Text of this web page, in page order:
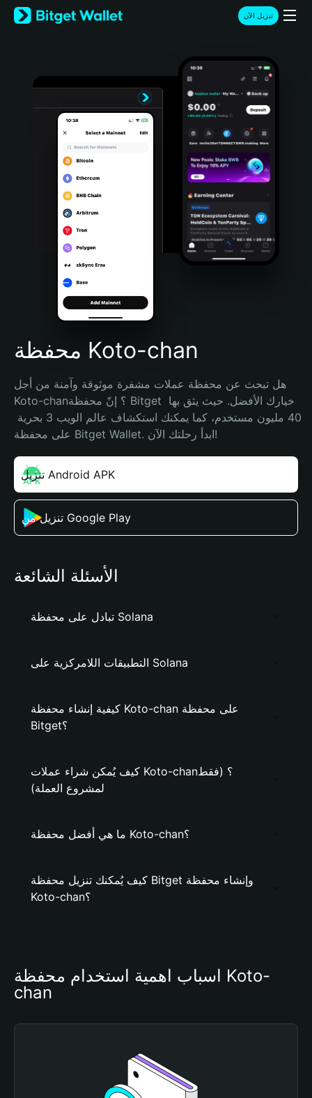
English
日本語
Türkçe
Português (Portugal)
Bahasa Indonesia
Português (Brasil)
Español (Argentina)
تنزيل الآن
محفظة Koto-chan
هل تبحث عن محفظة عملات مشفرة موثوقة وآمنة من أجل
Koto-chan؟ إنّ محفظة Bitget خيارك الأفضل. حيث يثق بها
على محفظة Bitget Wallet. ابدأ رحلتك الآن!
تنزيل Android APK
تنزيل من Google Play
الأسئلة الشائعة
تبادل على محفظة Solana
التطبيقات اللامركزية على Solana
كيفية إنشاء محفظة Koto-chan على محفظة
Bitget؟
كيف يُمكن شراء عملات Koto-chan؟ (فقط
لمشروع العملة)
ما هي أفضل محفظة Koto-chan؟
كيف يُمكنك تنزيل محفظة Bitget وإنشاء محفظة
Koto-chan؟
أسباب أهمية استخدام محفظة Koto-
chan